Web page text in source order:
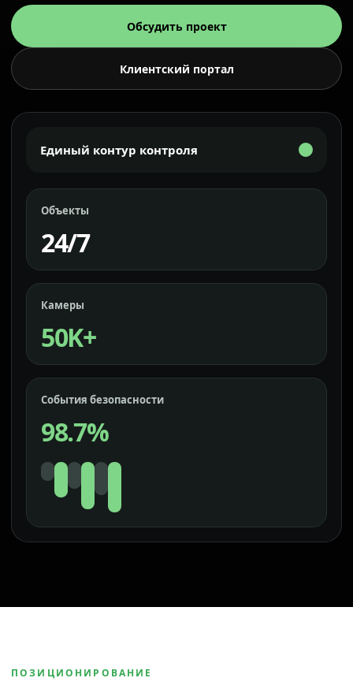
Обсудить проект
Клиентский портал
Единый контур контроля
Объекты
24/7
Камеры
50K+
События безопасности
98.7%
ПОЗИЦИОНИРОВАНИЕ